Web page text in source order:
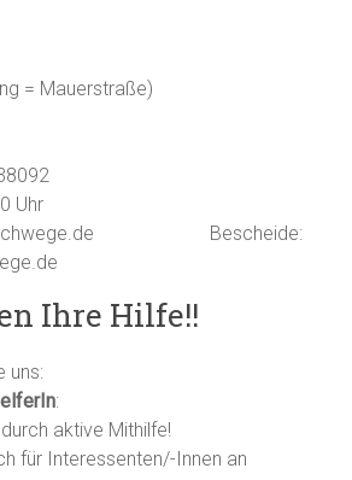
= Mauerstraße)
Uhr
Bescheide:
Ihre Hilfe!!
uns:
:
aktive Mithilfe!
für Interessenten/-Innen an